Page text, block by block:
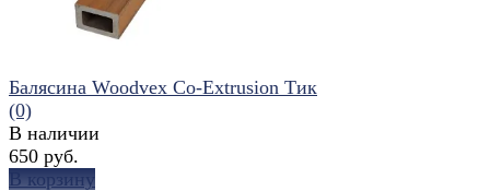
Балясина Woodvex Co-Extrusion Тик
(0)
В наличии
650 руб.
В корзину